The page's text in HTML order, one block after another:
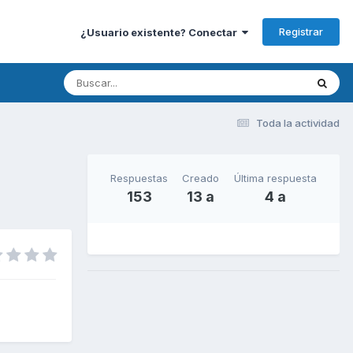
¿Usuario existente? Conectar Registrar
Toda la actividad
Respuestas
153
Creado
13 a
Última respuesta
4 a